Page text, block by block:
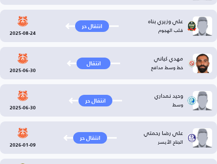
علي وزيري بناه
قلب الهجوم انتقال حر
2025-08-24
مهدي كياني
خط وسط مدافع انتقال
2025-06-30
وحيد نمداري
وسط انتقال حر
2025-06-30
علي رضا رحمتي
الجناح الأيسر انتقال حر
2026-01-09